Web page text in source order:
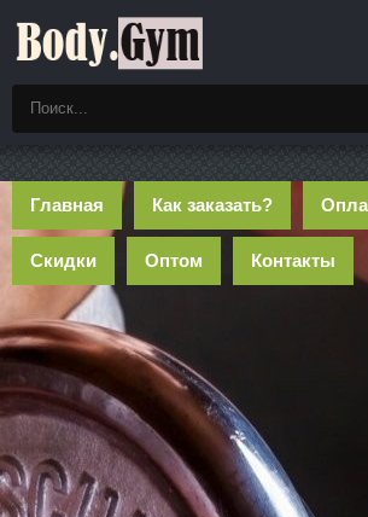
Главная Как заказать?
Скидки Оптом Контакты